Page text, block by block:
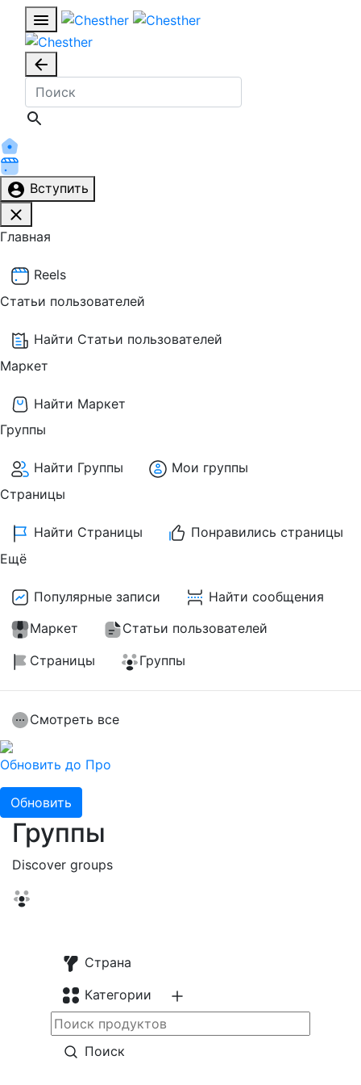
Вступить
Главная
Reels
Статьи пользователей
Найти Статьи пользователей
Маркет
Найти Маркет
Группы
Найти Группы
Мои группы
Страницы
Найти Страницы
Понравились страницы
Ещё
Популярные записи
Найти сообщения
Маркет
Статьи пользователей
Страницы
Группы
Смотреть все
Обновить до Про
Обновить
Группы
Discover groups
Страна
Категории
Поиск